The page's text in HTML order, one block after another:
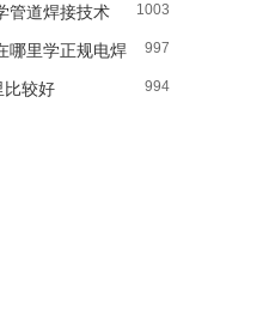
1003
管道焊接技术
997
哪里学正规电焊
994
比较好